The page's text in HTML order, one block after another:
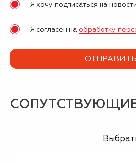
Я хочу подписаться на
Я согласен на обработку